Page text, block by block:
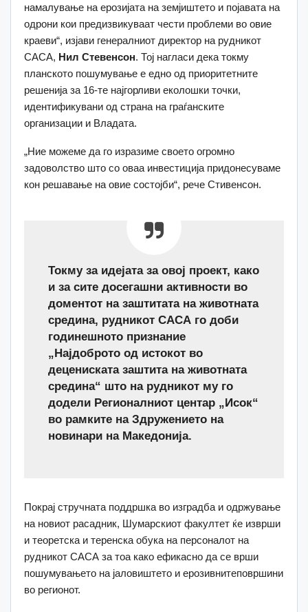
намалување на ерозијата на земјиштето и појавата на
одрони кои предизвикуваат чести проблеми во овие
краеви“, изјави генералниот директор на рудникот
САСА, Нил Стевенсон. Тој нагласи дека токму
планското пошумување е едно од приоритетните
решенија за 16-те најгорливи еколошки точки,
идентификувани од страна на граѓанските
организации и Владата.
„Ние можеме да го изразиме своето огромно
задоволство што со оваа инвестиција придонесуваме
кон решавање на овие состојби“, рече Стивенсон.
Токму за идејата за овој проект, како
и за сите досегашни активности во
доментот на заштитата на животната
средина, рудникот САСА го доби
годинешното признание
„Најдоброто од истокот во
децениската заштита на животната
средина“ што на рудникот му го
додели Регионалниот центар „Исок“
во рамките на Здружението на
новинари на Македонија.
Покрај стручната поддршка во изградба и одржување
на новиот расадник, Шумарскиот факултет ќе изврши
и теоретска и теренска обука на персоналот на
рудникот САСА за тоа како ефикасно да се врши
пошумувањето на јаловиштето и ерозивнитеповршини
во регионот.